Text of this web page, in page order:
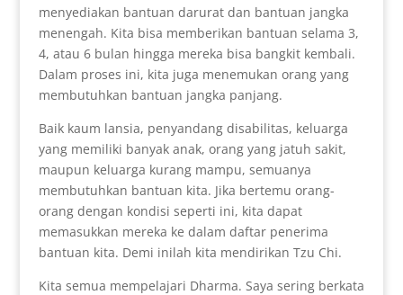
menyediakan bantuan darurat dan bantuan jangka
menengah. Kita bisa memberikan bantuan selama 3,
4, atau 6 bulan hingga mereka bisa bangkit kembali.
Dalam proses ini, kita juga menemukan orang yang
membutuhkan bantuan jangka panjang.
Baik kaum lansia, penyandang disabilitas, keluarga
yang memiliki banyak anak, orang yang jatuh sakit,
maupun keluarga kurang mampu, semuanya
membutuhkan bantuan kita. Jika bertemu orang-
orang dengan kondisi seperti ini, kita dapat
memasukkan mereka ke dalam daftar penerima
bantuan kita. Demi inilah kita mendirikan Tzu Chi.
Kita semua mempelajari Dharma. Saya sering berkata